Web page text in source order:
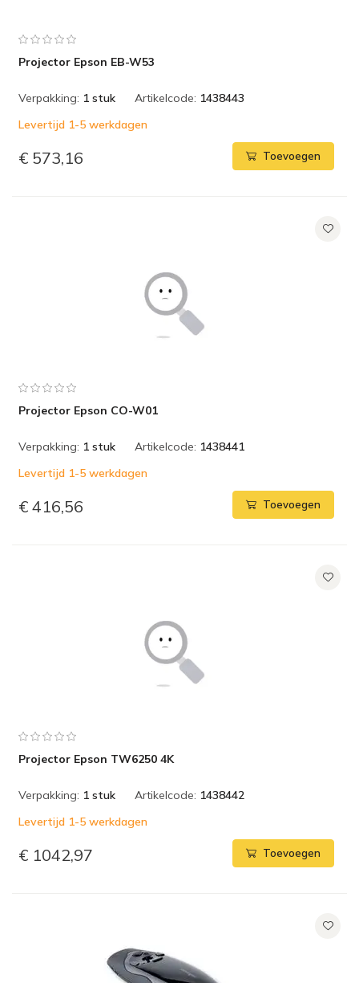
Projector Epson EB-W53
Verpakking: 1 stuk Artikelcode: 1438443
Levertijd 1-5 werkdagen
€ 573,16 Toevoegen
Projector Epson CO-W01
Verpakking: 1 stuk Artikelcode: 1438441
Levertijd 1-5 werkdagen
€ 416,56 Toevoegen
Projector Epson TW6250 4K
Verpakking: 1 stuk Artikelcode: 1438442
Levertijd 1-5 werkdagen
€ 1042,97 Toevoegen